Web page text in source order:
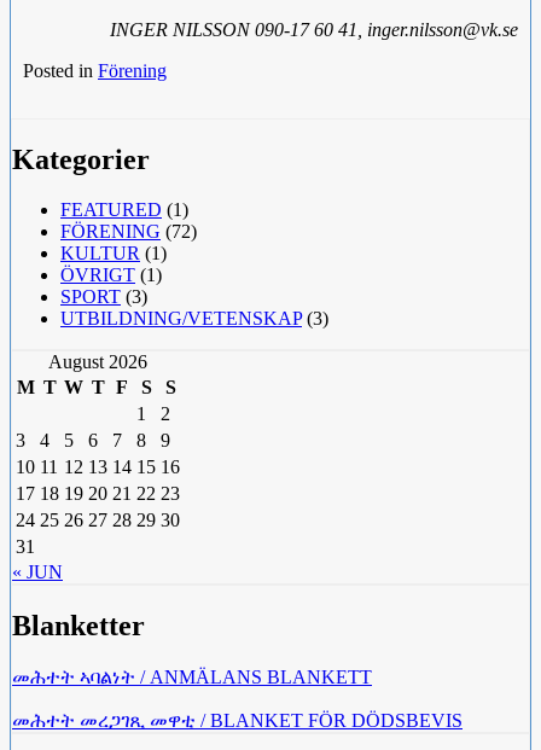
INGER NILSSON 090-17 60 41, inger.nilsson@vk.se
Posted in Förening
Kategorier
FEATURED (1)
FÖRENING (72)
KULTUR (1)
ÖVRIGT (1)
SPORT (3)
UTBILDNING/VETENSKAP(3)
August 2026
M T W T F S
S
1
2
3
4 5 6 7 8
9
10 11 12 13 14 15 16
17 18 19 20 21 22 23
24 25 26 27 28 29 30
31
« JUN
Blanketter
መሕተት ኣባልነት / ANMÄLANS BLANKETT
መሕተት መረጋገጺ መዋቲ / BLANKET FÖR DÖDSBEVIS